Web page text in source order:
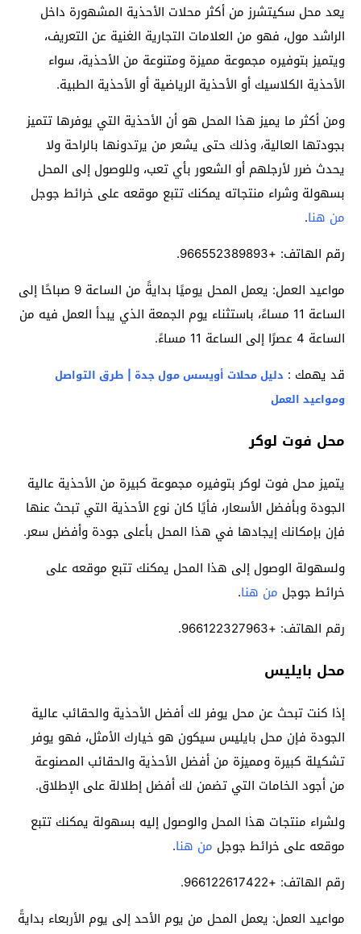
يعد محل سكيتشرز من أكثر محلات الأحذية المشهورة داخل
الراشد مول، فهو من العلامات التجارية الغنية عن التعريف،
ويتميز بتوفيره مجموعة مميزة ومتنوعة من الأحذية، سواء
الأحذية الكلاسيك أو الأحذية الرياضية أو الأحذية الطبية.
ومن أكثر ما يميز هذا المحل هو أن الأحذية التي يوفرها تتميز
بجودتها العالية، وذلك حتى يشعر من يرتدونها بالراحة ولا
يحدث ضرر لأرجلهم أو الشعور بأي تعب، وللوصول إلى المحل
بسهولة وشراء منتجاته يمكنك تتبع موقعه على خرائط جوجل
من هنا.
رقم الهاتف: +966552389893.
مواعيد العمل: يعمل المحل يوميًا بدايةً من الساعة 9 صباحًا إلى
الساعة 11 مساءً، باستثناء يوم الجمعة الذي يبدأ العمل فيه من
الساعة 4 عصرًا إلى الساعة 11 مساءً.
قد يهمك : دليل محلات أويسس مول جدة | طرق التواصل
ومواعيد العمل
محل فوت لوكر
يتميز محل فوت لوكر بتوفيره مجموعة كبيرة من الأحذية عالية
الجودة وبأفضل الأسعار، فأيًا كان نوع الأحذية التي تبحث عنها
فإن بإمكانك إيجادها في هذا المحل بأعلى جودة وأفضل سعر.
ولسهولة الوصول إلى هذا المحل يمكنك تتبع موقعه على
خرائط جوجل من هنا.
رقم الهاتف: +966122327963.
محل بايليس
إذا كنت تبحث عن محل يوفر لك أفضل الأحذية والحقائب عالية
الجودة فإن محل بايليس سيكون هو خيارك الأمثل، فهو يوفر
تشكيلة كبيرة ومميزة من أفضل الأحذية والحقائب المصنوعة
من أجود الخامات التي تضمن لك أفضل إطلالة على الإطلاق.
ولشراء منتجات هذا المحل والوصول إليه بسهولة يمكنك تتبع
موقعه على خرائط جوجل من هنا.
رقم الهاتف: +966122617422.
مواعيد العمل: يعمل المحل من يوم الأحد إلى يوم الأربعاء بدايةً